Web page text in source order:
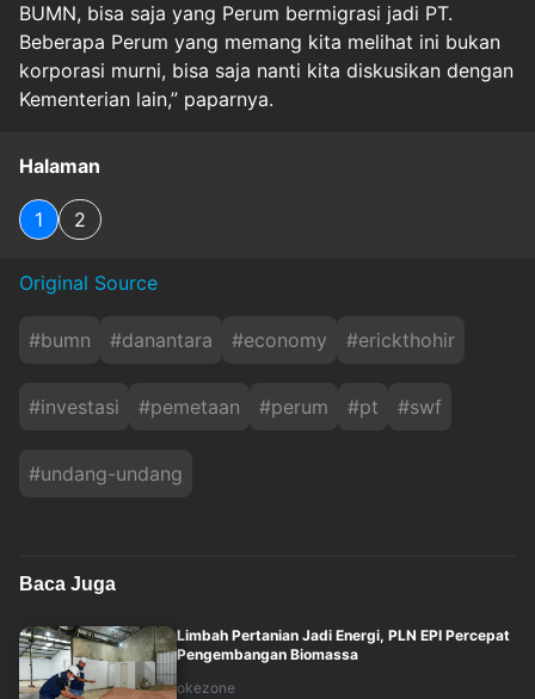
BUMN, bisa saja yang Perum bermigrasi jadi PT.
Beberapa Perum yang memang kita melihat ini bukan
korporasi murni, bisa saja nanti kita diskusikan dengan
Kementerian lain,” paparnya.
Halaman
1 2
Original Source
#bumn #danantara #economy #erickthohir
#investasi #pemetaan #perum #pt #swf
#undang-undang
Baca Juga
Limbah Pertanian Jadi Energi, PLN EPI Percepat
Pengembangan Biomassa
okezone